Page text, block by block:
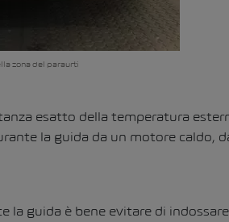
zona del paraurti
esatto della temperatura
la guida da un motore caldo,
la guida è bene evitare di indossare